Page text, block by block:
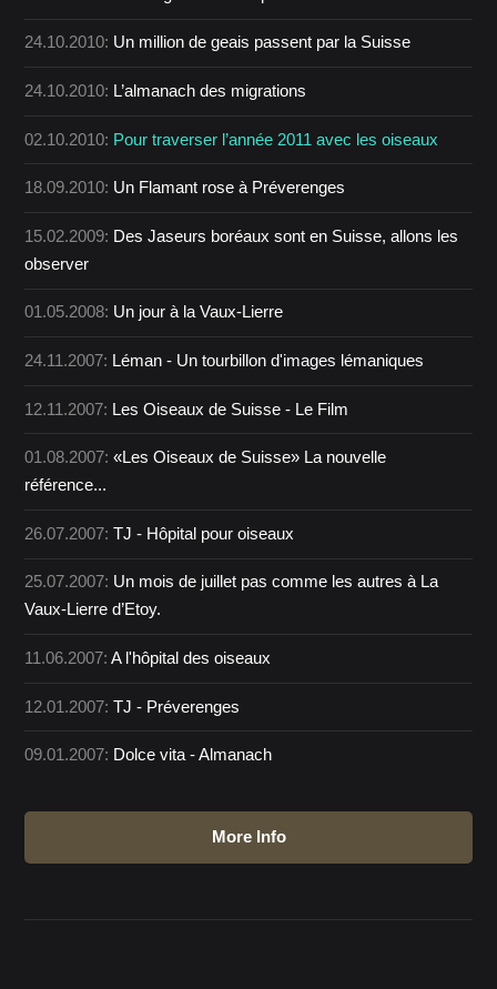
24.10.2010: Un million de geais passent par la Suisse
24.10.2010: L’almanach des migrations
02.10.2010: Pour traverser l’année 2011 avec les oiseaux
18.09.2010: Un Flamant rose à Préverenges
15.02.2009: Des Jaseurs boréaux sont en Suisse, allons les
observer
01.05.2008: Un jour à la Vaux-Lierre
24.11.2007: Léman - Un tourbillon d'images lémaniques
12.11.2007: Les Oiseaux de Suisse - Le Film
01.08.2007:«Les Oiseaux de Suisse» La nouvelle
référence...
26.07.2007:TJ - Hôpital pour oiseaux
25.07.2007: Un mois de juillet pas comme les autres à La
Vaux-Lierre d’Etoy.
11.06.2007:A l'hôpital des oiseaux
12.01.2007:TJ - Préverenges
09.01.2007: Dolce vita - Almanach
More Info